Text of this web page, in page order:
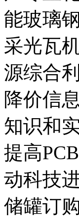
能玻璃
采光瓦
源综合
降价信
知识和
提高
动科技
储罐订